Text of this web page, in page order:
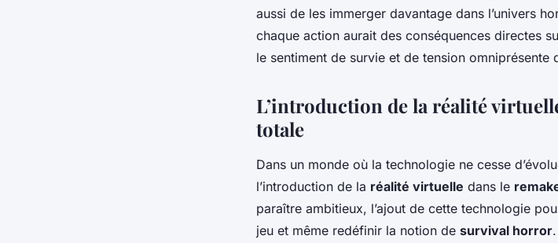
aussi de les immerger davantage dans l’univers
chaque action aurait des conséquences directes
le sentiment de survie et de tension
L’introduction de la réalité
totale
Dans un monde où la technologie ne cesse
l’introduction de la réalité virtuelle dans le
paraître ambitieux, l’ajout de cette technologie
jeu et même redéfinir la notion de survival horror.